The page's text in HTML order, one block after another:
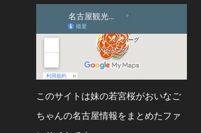
このサイトは妹の若宮桜がおいなご
ちゃんの名古屋情報をまとめたファ